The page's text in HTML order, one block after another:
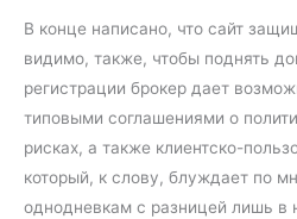
В конце написано, что сайт
видимо, также, чтобы поднять
регистрации брокер дает
типовыми соглашениями о
рисках, а также клиентско-
который, к слову, блуждает по
однодневкам с разницей лишь в